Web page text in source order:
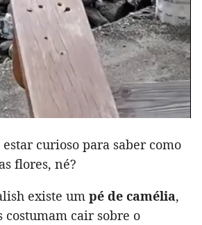
curioso para saber como
flores, né?
existe um pé de camélia,
costumam cair sobre o